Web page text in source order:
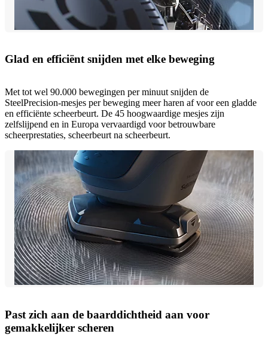
Glad en efficiënt snijden met elke beweging
Met tot wel 90.000 bewegingen per minuut snijden de
SteelPrecision-mesjes per beweging meer haren af voor een gladde
en efficiënte scheerbeurt. De 45 hoogwaardige mesjes zijn
zelfslijpend en in Europa vervaardigd voor betrouwbare
scheerprestaties, scheerbeurt na scheerbeurt.
Past zich aan de baarddichtheid aan voor
gemakkelijker scheren